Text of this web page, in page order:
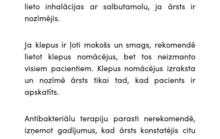
lieto inhalācijas ar salbutamolu, ja ārsts ir
nozīmējis.
Ja klepus ir ļoti mokošs un smags, rekomendē
lietot klepus nomācējus, bet tos neizmanto
visiem pacientiem. Klepus nomācējus izraksta
un nozīmē ārsts tikai tad, kad pacients ir
apskatīts.
Antibakteriālu terapiju parasti nerekomendē,
izņemot gadījumus, kad ārsts konstatējis citu